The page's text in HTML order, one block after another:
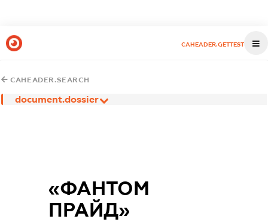
CAHEADER.GETTEST
CAHEADER.SEARCH
document.dossier
«ФАНТОМ
ПРАЙД»